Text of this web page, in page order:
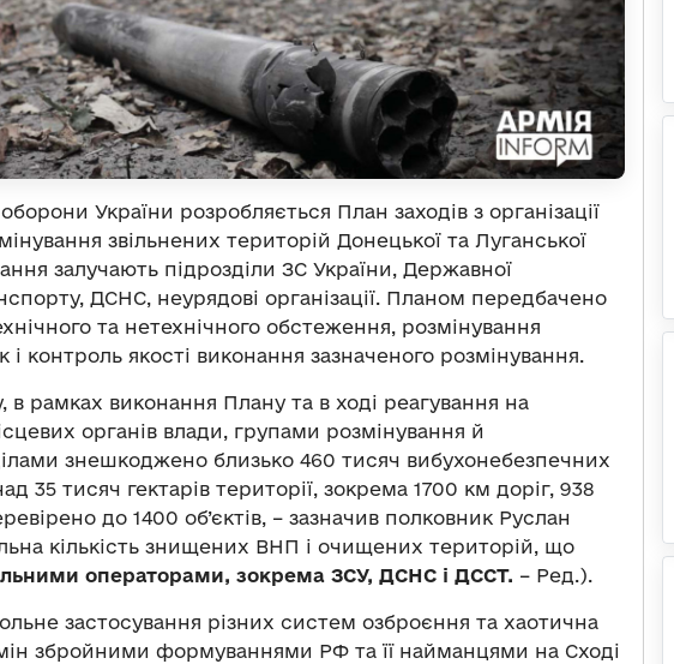
України розробляється План заходів з організації
звільнених територій Донецької та Луганської
залучають підрозділи ЗС України, Державної
ДСНС, неурядові організації. Планом передбачено
та нетехнічного обстеження, розмінування
і контроль якості виконання зазначеного розмінування.
в рамках виконання Плану та в ході реагування на
органів влади, групами розмінування й
знешкоджено близько 460 тисяч вибухонебезпечних
35 тисяч гектарів території, зокрема 1700 км доріг, 938
до 1400 об’єктів, – зазначив полковник Руслан
кількість знищених ВНП і очищених територій, що
операторами, зокрема ЗСУ, ДСНС і ДССТ. – Ред.).
застосування різних систем озброєння та хаотична
збройними формуваннями РФ та її найманцями на Сході